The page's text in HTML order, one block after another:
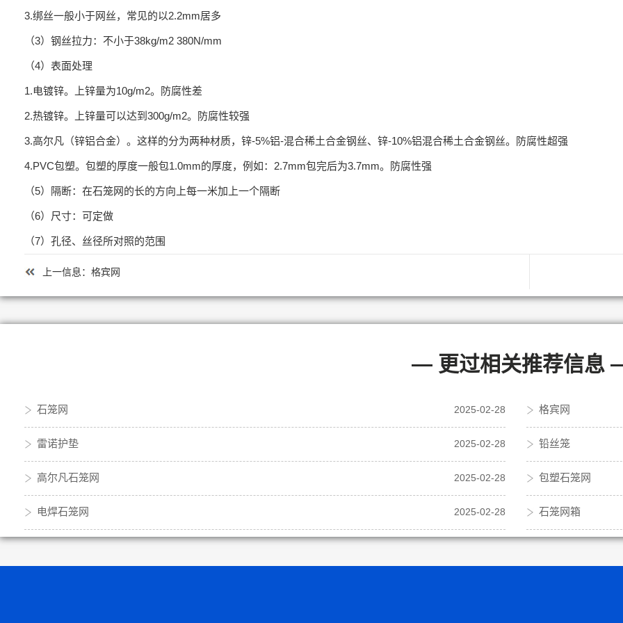
3.绑丝一般小于网丝，常见的以2.2mm居多
（3）钢丝拉力：不小于38kg/m2 380N/mm
（4）表面处理
1.电镀锌。上锌量为10g/m2。防腐性差
2.热镀锌。上锌量可以达到300g/m2。防腐性较强
3.高尔凡（锌铝合金）。这样的分为两种材质，锌-5%铝-混合稀土合金钢丝、锌-10%铝混合稀土合金钢丝。防腐性超强
4.PVC包塑。包塑的厚度一般包1.0mm的厚度，例如：2.7mm包完后为3.7mm。防腐性强
（5）隔断：在石笼网的长的方向上每一米加上一个隔断
（6）尺寸：可定做
（7）孔径、丝径所对照的范围
上一信息： 格宾网
— 更过相关推荐信息
石笼网 2025-02-28 格宾网
雷诺护垫 2025-02-28 铅丝笼
高尔凡石笼网 2025-02-28 包塑石笼网
电焊石笼网 2025-02-28 石笼网箱